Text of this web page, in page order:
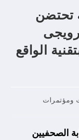
تحتضن
الواقع
ومؤتمرات
الصحفيين